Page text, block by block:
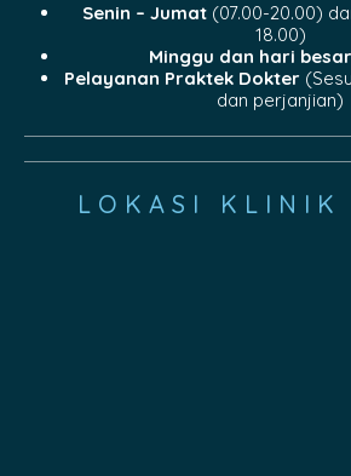
Senin – Jumat(07.00-20.00)
18.00)
Minggu dan hari besar
Pelayanan Praktek Dokter
dan perjanjian)
LOKASI KLINIK